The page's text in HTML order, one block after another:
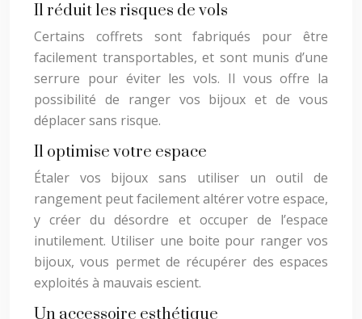
Il réduit les risques de vols
Certains coffrets sont fabriqués pour être
facilement transportables, et sont munis d’une
serrure pour éviter les vols. Il vous offre la
possibilité de ranger vos bijoux et de vous
déplacer sans risque.
Il optimise votre espace
Étaler vos bijoux sans utiliser un outil de
rangement peut facilement altérer votre espace,
y créer du désordre et occuper de l’espace
inutilement. Utiliser une boite pour ranger vos
bijoux, vous permet de récupérer des espaces
exploités à mauvais escient.
Un accessoire esthétique